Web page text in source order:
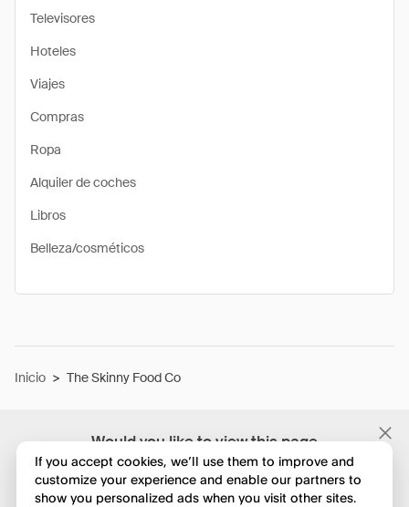
Would you like to view this page
in English?
Televisores
Hoteles
Viajes
Compras
Ropa
Alquiler de coches
Libros
Belleza/cosméticos
Inicio > The Skinny Food Co
If you accept cookies, we’ll use them to improve and
customize your experience and enable our partners to
show you personalized ads when you visit other sites.